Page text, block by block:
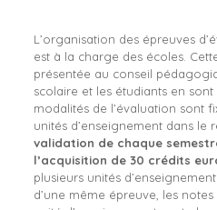
L’organisation des épreuves
est à la charge des écoles.
présentée au conseil
scolaire et les étudiants en
modalités de l’évaluation sont
unités d’enseignement dans le
validation de chaque
l’acquisition de 30 crédits
plusieurs unités
d’une même épreuve, les